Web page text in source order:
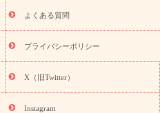
レゼント特集
の日 花のおすすめランキング
敬
ント特集
敬老の日 花とセットギ
の花 全てのギフト一覧
キャン
アンズ』コラボキャンペーン
ンペーン
誕生日の花を探す
ラワーギフト特集
よくある質問
プライバシーポリシー
X（旧Twitter）
Instagram